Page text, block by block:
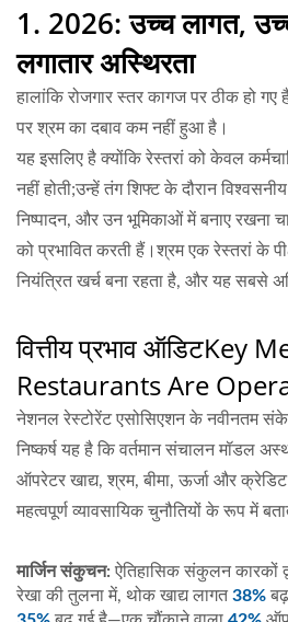
1. 2026: उच्च लागत,
लगातार अस्थिरता
हालांकि रोजगार स्तर कागज पर ठीक हो
पर श्रम का दबाव कम नहीं हुआ है।
यह इसलिए है क्योंकि रेस्तरां को केवल
नहीं होती;उन्हें तंग शिफ्ट के दौरान
निष्पादन, और उन भूमिकाओं में बनाए रखना
को प्रभावित करती हैं।श्रम एक रेस्तरां के
नियंत्रित खर्च बना रहता है, और यह सबसे
वित्तीय प्रभाव ऑडिटKey
Restaurants Are
नेशनल रेस्टोरेंट एसोसिएशन के नवीनतम
निष्कर्ष यह है कि वर्तमान संचालन मॉडल
ऑपरेटर खाद्य, श्रम, बीमा, ऊर्जा और
महत्वपूर्ण व्यावसायिक चुनौतियों के रूप में
मार्जिन संकुचन: ऐतिहासिक संकुलन कारकों
रेखा की तुलना में, थोक खाद्य लागत38%